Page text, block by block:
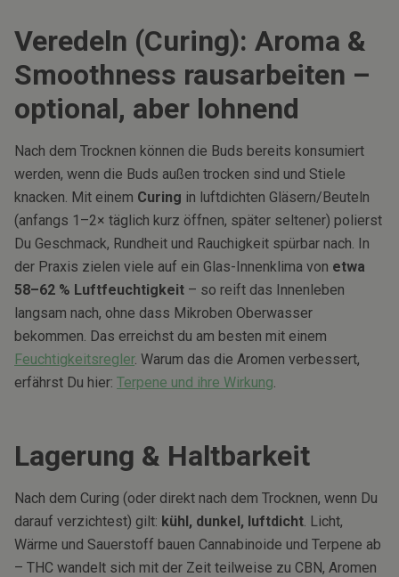
Veredeln (Curing): Aroma &
Smoothness rausarbeiten –
optional, aber lohnend
Nach dem Trocknen können die Buds bereits konsumiert
werden, wenn die Buds außen trocken sind und Stiele
knacken. Mit einem Curing in luftdichten Gläsern/Beuteln
(anfangs 1–2× täglich kurz öffnen, später seltener) polierst
Du Geschmack, Rundheit und Rauchigkeit spürbar nach. In
der Praxis zielen viele auf ein Glas-Innenklima von etwa
58–62 % Luftfeuchtigkeit – so reift das Innenleben
langsam nach, ohne dass Mikroben Oberwasser
bekommen. Das erreichst du am besten mit einem
Feuchtigkeitsregler. Warum das die Aromen verbessert,
erfährst Du hier: Terpene und ihre Wirkung
Lagerung & Haltbarkeit
Nach dem Curing (oder direkt nach dem Trocknen, wenn Du
darauf verzichtest) gilt: kühl, dunkel, luftdicht . Licht,
Wärme und Sauerstoff bauen Cannabinoide und Terpene ab
– THC wandelt sich mit der Zeit teilweise zu CBN, Aromen